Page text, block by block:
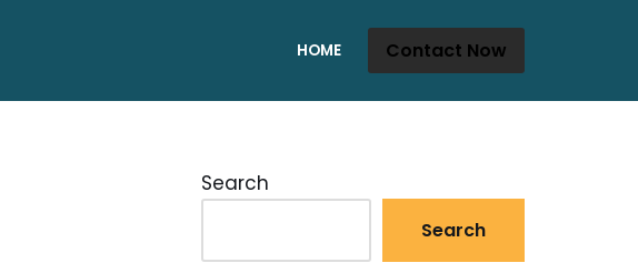
HOME Contact Now
Search
Search